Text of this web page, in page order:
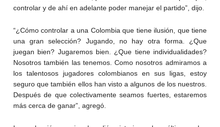
controlar y de ahí en adelante poder manejar el partido”, dijo.
“¿Cómo controlar a una Colombia que tiene ilusión, que tiene
una gran selección? Jugando, no hay otra forma. ¿Que
juegan bien? Jugaremos bien. ¿Que tiene individualidades?
Nosotros también las tenemos. Como nosotros admiramos a
los talentosos jugadores colombianos en sus ligas, estoy
seguro que también ellos han visto a algunos de los nuestros.
Después de que colectivamente seamos fuertes, estaremos
más cerca de ganar”, agregó.